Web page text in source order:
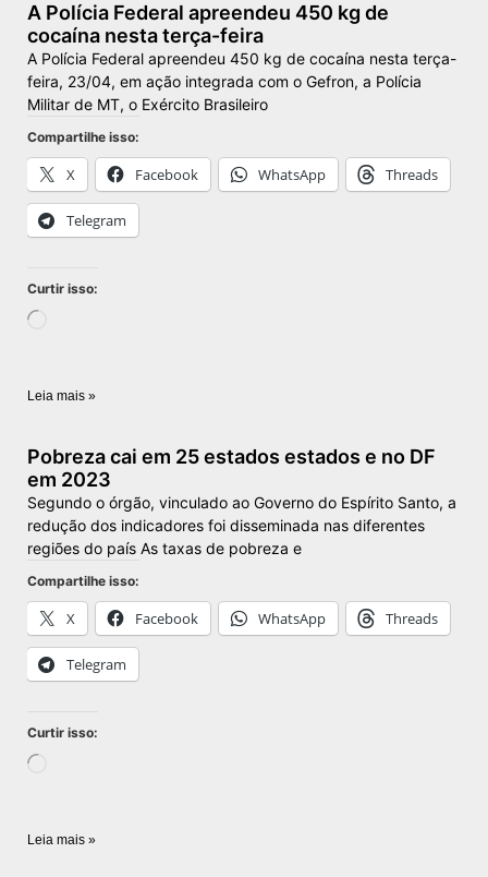
A Polícia Federal apreendeu 450 kg de
cocaína nesta terça-feira
A Polícia Federal apreendeu 450 kg de cocaína nesta terça-
feira, 23/04, em ação integrada com o Gefron, a Polícia
Militar de MT, o Exército Brasileiro
Compartilhe isso:
X Facebook WhatsApp Threads
Telegram
Curtir isso:
Leia mais »
Pobreza cai em 25 estados estados e no DF
em 2023
Segundo o órgão, vinculado ao Governo do Espírito Santo, a
redução dos indicadores foi disseminada nas diferentes
regiões do país As taxas de pobreza e
Compartilhe isso:
X Facebook WhatsApp Threads
Telegram
Curtir isso:
Leia mais »